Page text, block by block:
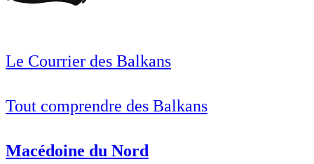
Le Courrier des Balkans
Tout comprendre des Balkans
Macédoine du Nord